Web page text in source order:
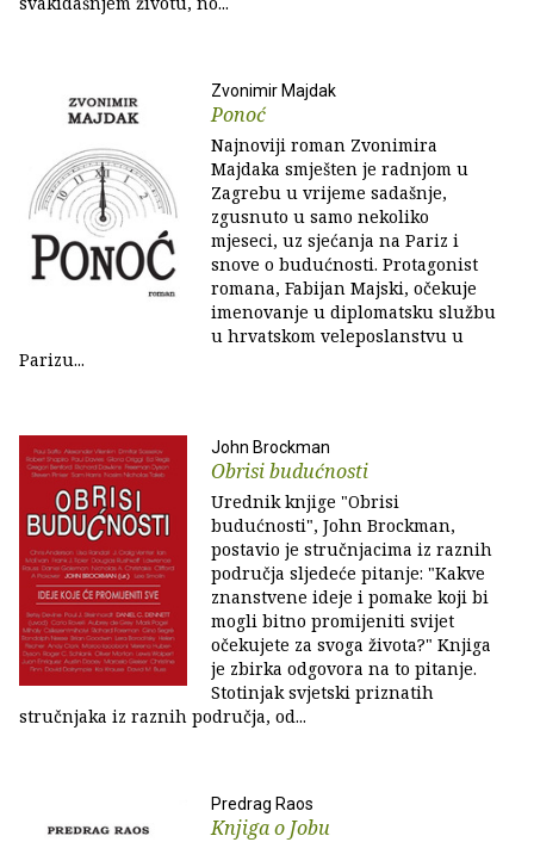
Zvonimir Majdak
Ponoć
Najnoviji roman Zvonimira
Majdaka smješten je radnjom u
Zagrebu u vrijeme sadašnje,
zgusnuto u samo nekoliko
mjeseci, uz sjećanja na Pariz i
snove o budućnosti. Protagonist
romana, Fabijan Majski, očekuje
imenovanje u diplomatsku službu
u hrvatskom veleposlanstvu u
Parizu...
John Brockman
Obrisi budućnosti
Urednik knjige "Obrisi
budućnosti", John Brockman,
postavio je stručnjacima iz raznih
područja sljedeće pitanje: "Kakve
znanstvene ideje i pomake koji bi
mogli bitno promijeniti svijet
očekujete za svoga života?" Knjiga
je zbirka odgovora na to pitanje.
Stotinjak svjetski priznatih
stručnjaka iz raznih područja, od...
Predrag Raos
Knjiga o Jobu